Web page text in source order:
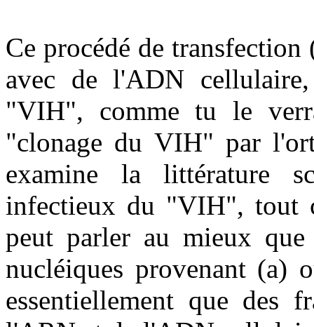
Ce procédé de
avec de l'ADN
"VIH", comme tu le
"clonage du VIH" par
examine la littérature
infectieux du "VIH", tout
peut parler au mieux que
nucléiques provenant (a)
essentiellement que des